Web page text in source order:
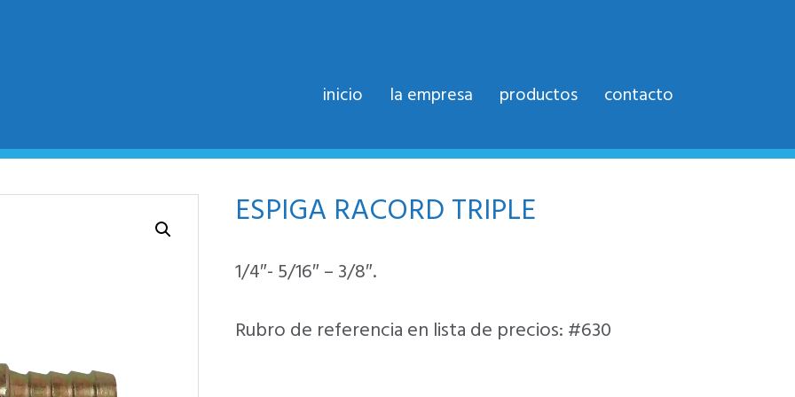
inicio la empresa productos contacto
ESPIGA RACORD TRIPLE
1/4″- 5/16″ – 3/8″.
Rubro de referencia en lista de precios: #630